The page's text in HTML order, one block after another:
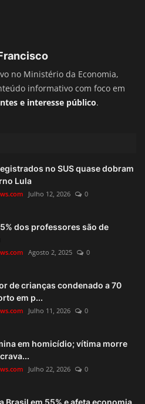
no Ministério da Economia,
informativo com foco em
e interesse público.
no SUS quase dobram
Lula
Julho 12, 2026 0
dos professores são de
Agosto 2, 2025 0
de crianças condenado a 70
em p...
Julho 11, 2026 0
em homicídio; vítima morre
Julho 22, 2026 0